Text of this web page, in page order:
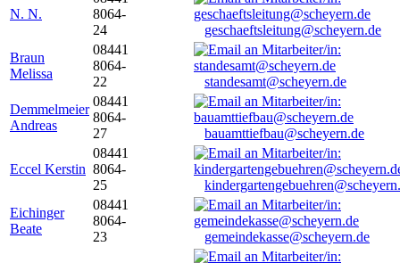
N. N.
8064-
24
geschaeftsleitung@scheyern.de
Braun
Melissa
08441
8064-
22
standesamt@scheyern.de
Demmelmeier
Andreas
08441
8064-
27
bauamttiefbau@scheyern.de
Eccel Kerstin
08441
8064-
25
Eichinger
Beate
08441
8064-
23
gemeindekasse@scheyern.de